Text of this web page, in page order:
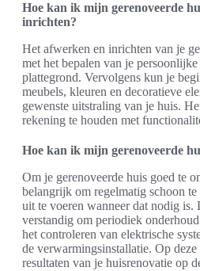
Hoe kan ik mijn gerenoveerde
inrichten?
Het afwerken en inrichten van je
met het bepalen van je
plattegrond. Vervolgens kun je
meubels, kleuren en decoratieve
gewenste uitstraling van je huis.
rekening te houden met
Hoe kan ik mijn gerenoveerde
Om je gerenoveerde huis goed te
belangrijk om regelmatig schoon
uit te voeren wanneer dat nodig is.
verstandig om periodiek
het controleren van elektrische
de verwarmingsinstallatie. Op
resultaten van je huisrenovatie op